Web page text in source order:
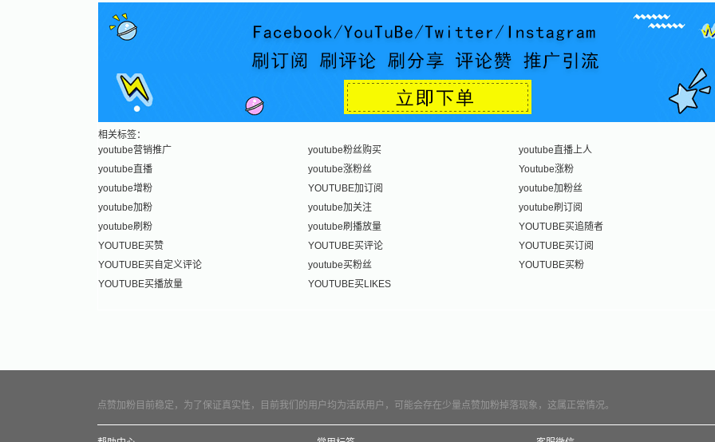
相关标签：
youtube营销推广
youtube粉丝购买
youtube直播上人
youtube直播
youtube涨粉丝
Youtube涨粉
youtube增粉
YOUTUBE加订阅
youtube加粉丝
youtube加粉
youtube加关注
youtube刷订阅
youtube刷粉
youtube刷播放量
YOUTUBE买追随者
YOUTUBE买赞
YOUTUBE买评论
YOUTUBE买订阅
YOUTUBE买自定义评论
youtube买粉丝
YOUTUBE买粉
YOUTUBE买播放量
YOUTUBE买LIKES
点赞加粉目前稳定，为了保证真实性，目前我们的用户均为活跃用户，可能会存在少量点赞加粉掉落现象，这属正常情况。